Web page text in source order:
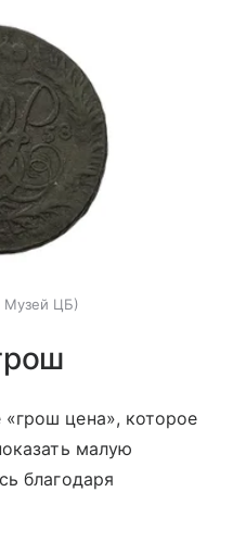
Музей ЦБ
цена», которое
малую
благодаря